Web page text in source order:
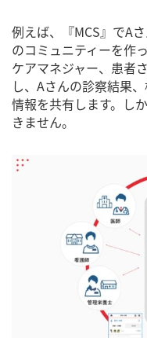
例えば、『MCS』でA
のコミュニティーを作
ケアマネジャー、患者
し、Aさんの診察結果
情報を共有します。し
きません。